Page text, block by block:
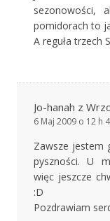
sezonowości,
pomidorach to
A reguła trzech
Jo-hanah z
6 Maj 2009 o 12 h
Zawsze jestem
pyszności. U
więc jeszcze
:D
Pozdrawiam